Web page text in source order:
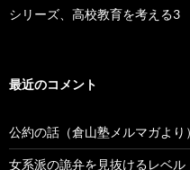
シリーズ、高校教育を考える3
最近のコメント
公約の話（倉山塾メルマガより）
女系派の詭弁を見抜けるレベル